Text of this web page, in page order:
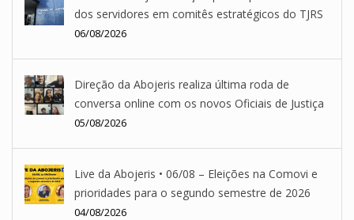
dos servidores em comitês estratégicos do TJRS
06/08/2026
Direção da Abojeris realiza última roda de
conversa online com os novos Oficiais de Justiça
05/08/2026
Live da Abojeris • 06/08 – Eleições na Comovi e
prioridades para o segundo semestre de 2026
04/08/2026